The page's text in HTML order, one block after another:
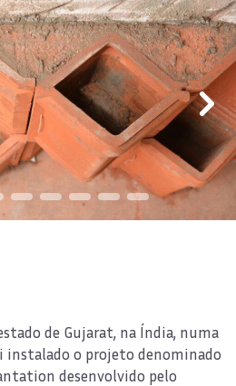
de Gujarat, na Índia, numa
instalado o projeto denominado
desenvolvido pelo